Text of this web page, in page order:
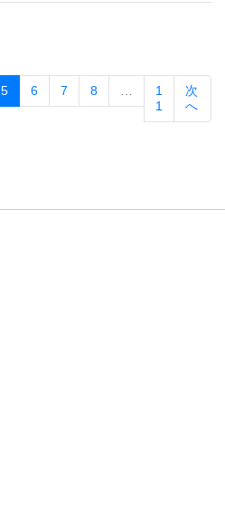
5(current)
6 7 8
1
1
次
へ